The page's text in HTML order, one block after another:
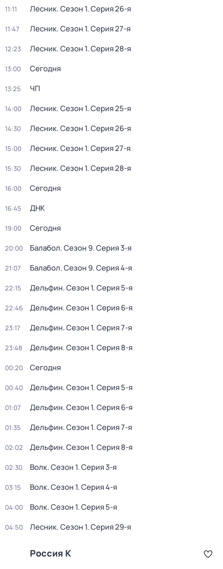
11:11 Лесник. Сезон 1. Серия 26-я
11:47 Лесник. Сезон 1. Серия 27-я
12:23 Лесник. Сезон 1. Серия 28-я
13:00 Сегодня
13:25 ЧП
14:00 Лесник. Сезон 1. Серия 25-я
14:30 Лесник. Сезон 1. Серия 26-я
15:00 Лесник. Сезон 1. Серия 27-я
15:30 Лесник. Сезон 1. Серия 28-я
16:00 Сегодня
16:45 ДНК
19:00 Сегодня
20:00 Балабол. Сезон 9. Серия 3-я
21:07 Балабол. Сезон 9. Серия 4-я
22:15 Дельфин. Сезон 1. Серия 5-я
22:46 Дельфин. Сезон 1. Серия 6-я
23:17 Дельфин. Сезон 1. Серия 7-я
23:48 Дельфин. Сезон 1. Серия 8-я
00:20 Сегодня
00:40 Дельфин. Сезон 1. Серия 5-я
01:07 Дельфин. Сезон 1. Серия 6-я
01:35 Дельфин. Сезон 1. Серия 7-я
02:02 Дельфин. Сезон 1. Серия 8-я
02:30 Волк. Сезон 1. Серия 3-я
03:15 Волк. Сезон 1. Серия 4-я
04:00 Волк. Сезон 1. Серия 5-я
04:50 Лесник. Сезон 1. Серия 29-я
Россия К